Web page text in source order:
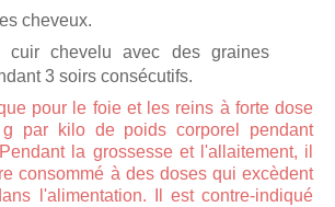
cheveux.
cuir chevelu avec des graines
3 soirs consécutifs.
pour le foie et les reins à forte dose
par kilo de poids corporel pendant
la grossesse et l'allaitement, il
consommé à des doses qui excèdent
l'alimentation. Il est contre-indiqué